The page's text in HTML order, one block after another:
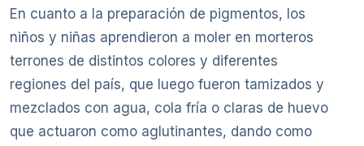
En cuanto a la preparación de pigmentos, los
niños y niñas aprendieron a moler en morteros
terrones de distintos colores y diferentes
regiones del país, que luego fueron tamizados y
mezclados con agua, cola fría o claras de huevo
que actuaron como aglutinantes, dando como